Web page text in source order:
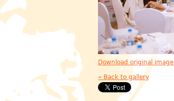
Download original image
« Back to gallery